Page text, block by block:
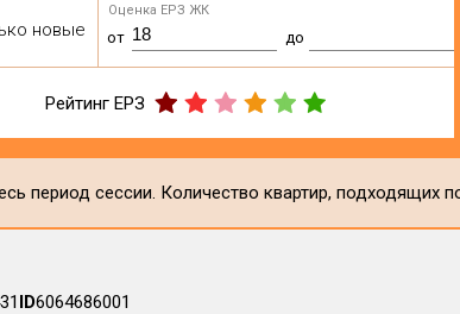
новые
Оценка ЕРЗ ЖК
от до
Рейтинг ЕРЗ
период сессии. Количество квартир, подходящих
ID6064686001